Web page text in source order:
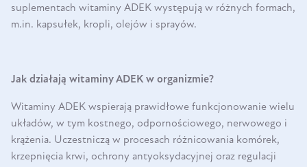
suplementach witaminy ADEK występują w różnych formach,
m.in. kapsułek, kropli, olejów i sprayów.
Jak działają witaminy ADEK w organizmie?
Witaminy ADEK wspierają prawidłowe funkcjonowanie wielu
układów, w tym kostnego, odpornościowego, nerwowego i
krążenia. Uczestniczą w procesach różnicowania komórek,
krzepnięcia krwi, ochrony antyoksydacyjnej oraz regulacji